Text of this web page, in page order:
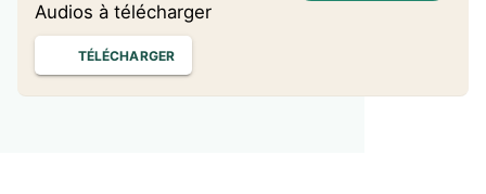
Audios à télécharger
TÉLÉCHARGER